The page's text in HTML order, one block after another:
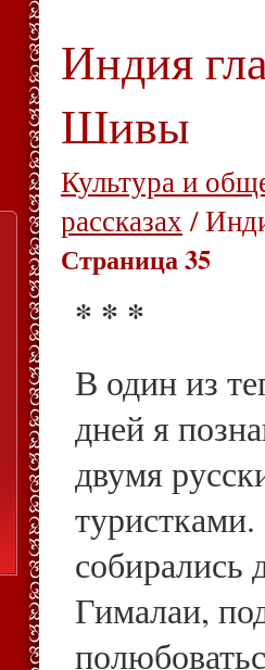
Индия
Шивы
Культура и
рассказах/
Страница 35
* * *
В один из
дней я
двумя
собирались
Гималаи,